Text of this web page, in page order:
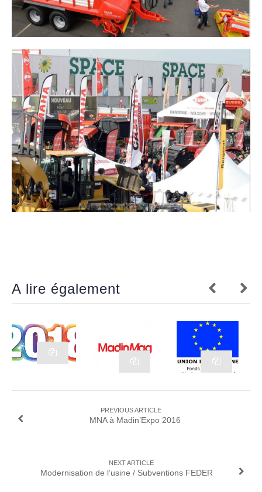
A lire également
PREVIOUS ARTICLE
MNA à Madin’Expo 2016
NEXT ARTICLE
Modernisation de l’usine / Subventions FEDER